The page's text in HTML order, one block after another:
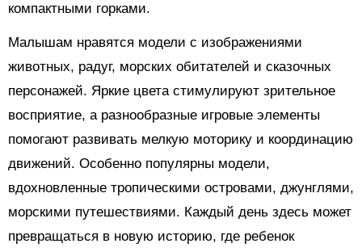
компактными горками.
Малышам нравятся модели с изображениями
животных, радуг, морских обитателей и сказочных
персонажей. Яркие цвета стимулируют зрительное
восприятие, а разнообразные игровые элементы
помогают развивать мелкую моторику и координацию
движений. Особенно популярны модели,
вдохновленные тропическими островами, джунглями,
морскими путешествиями. Каждый день здесь может
превращаться в новую историю, где ребенок